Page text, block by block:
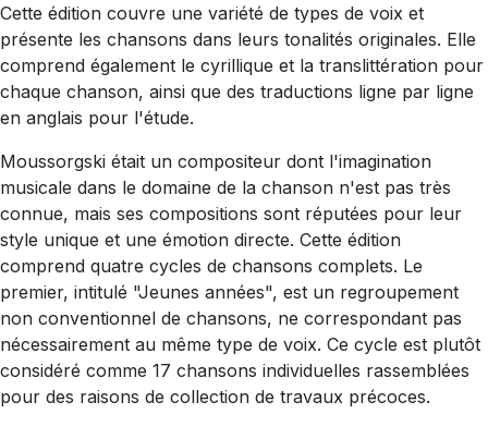
Cette édition couvre une variété de types de voix et
présente les chansons dans leurs tonalités originales. Elle
comprend également le cyrillique et la translittération pour
chaque chanson, ainsi que des traductions ligne par ligne
en anglais pour l'étude.
Moussorgski était un compositeur dont l'imagination
musicale dans le domaine de la chanson n'est pas très
connue, mais ses compositions sont réputées pour leur
style unique et une émotion directe. Cette édition
comprend quatre cycles de chansons complets. Le
premier, intitulé "Jeunes années", est un regroupement
non conventionnel de chansons, ne correspondant pas
nécessairement au même type de voix. Ce cycle est plutôt
considéré comme 17 chansons individuelles rassemblées
pour des raisons de collection de travaux précoces.